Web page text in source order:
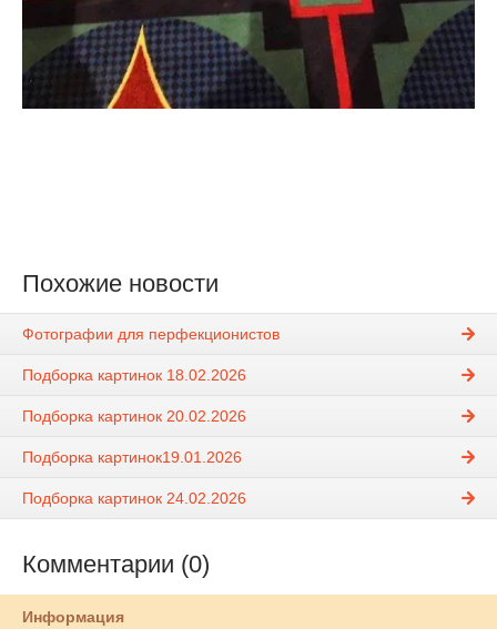
Похожие новости
Фотографии для перфекционистов
Подборка картинок 18.02.2026
Подборка картинок 20.02.2026
Подборка картинок19.01.2026
Подборка картинок 24.02.2026
Комментарии (0)
Информация